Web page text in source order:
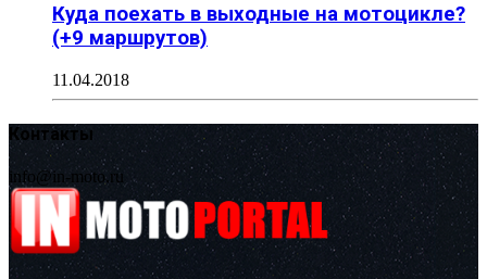
Куда поехать в выходные на мотоцикле?
(+9 маршрутов)
11.04.2018
Контакты
info@in-moto.ru